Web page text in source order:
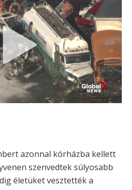
azonnal kórházba kellett
szenvedtek súlyosabb
életüket vesztették a